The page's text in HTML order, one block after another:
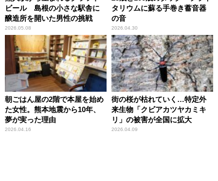
ビール 島根の小さな駅舎に
醸造所を開いた男性の挑戦
2026.05.08
タリウムに蘇る手巻き蓄音器
の音
2026.04.30
朝ごはん屋の2階で本屋を始め
た女性。熊本地震から10年、
夢が実った理由
2026.04.16
街の桜が枯れていく…特定外
来生物「クビアカツヤカミキ
リ」の被害が全国に拡大
2026.04.09